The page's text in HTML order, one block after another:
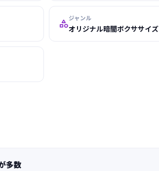
ジャンル
オリジナル暗闇ボクササイズ
多数